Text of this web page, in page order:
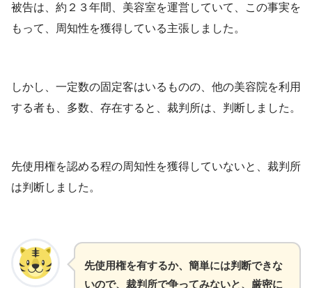
被告は、約２３年間、美容室を運営していて、この事実を
もって、周知性を獲得している主張しました。
しかし、一定数の固定客はいるものの、他の美容院を利用
する者も、多数、存在すると、裁判所は、判断しました。
先使用権を認める程の周知性を獲得していないと、裁判所
は判断しました。
先使用権を有するか、簡単には判断できな
いので、裁判所で争ってみないと、厳密に